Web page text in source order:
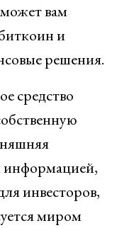
вам
и
решения.
средство
информацией,
инвесторов,
миром